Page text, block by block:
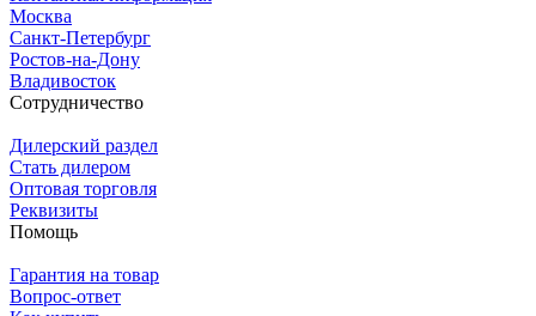
Москва
Санкт-Петербург
Ростов-на-Дону
Владивосток
Сотрудничество
Дилерский раздел
Стать дилером
Оптовая торговля
Реквизиты
Помощь
Гарантия на товар
Вопрос-ответ